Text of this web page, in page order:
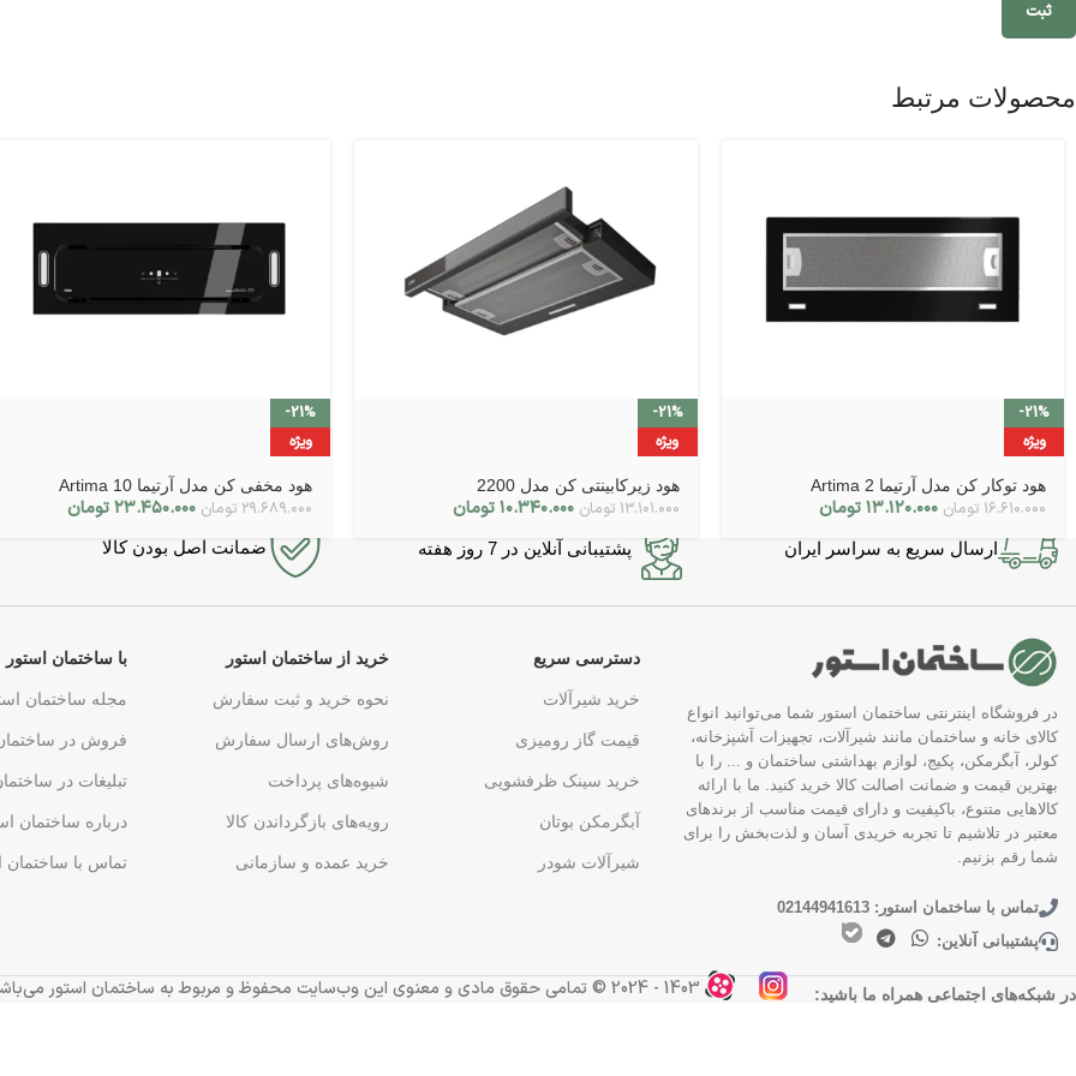
محصولات مرتبط
-21%
ویژه
هود توکار کن مدل آرتیما 2 Artima
۱۶.۶۱۰.۰۰۰ تومان ۱۳.۱۲۰.۰۰۰تومان
-21%
ویژه
هود زیرکابینتی کن مدل 2200
۱۳.۱۰۱.۰۰۰ تومان ۱۰.۳۴۰.۰۰۰ تومان
-21%
ویژه
هود مخفی کن مدل آرتیما 10 Artima
۲۹.۶۸۹.۰۰۰ تومان ۲۳.۴۵۰.۰۰۰تومان
ارسال سریع به سراسر ایران پشتیبانی آنلاین در 7 روز هفته ضمانت اصل بودن کالا
در فروشگاه اینترنتی ساختمان استور شما می‌توانید انواع
کالای خانه و ساختمان مانند شیرآلات، تجهیزات آشپزخانه،
کولر، آبگرمکن، پکیج، لوازم بهداشتی ساختمان و ... را با
بهترین قیمت و ضمانت اصالت کالا خرید کنید. ما با ارائه
کالاهایی متنوع، باکیفیت و دارای قیمت مناسب از برندهای
معتبر در تلاشیم تا تجربه خریدی آسان و لذت‌بخش را برای
شما رقم بزنیم.
تماس با ساختمان استور: 02144941613
پشتیبانی آنلاین:
دسترسی سریع
خرید شیرآلات
قیمت گاز رومیزی
خرید سینک ظرفشویی
آبگرمکن بوتان
شیرآلات شودر
خرید از ساختمان استور
نحوه خرید و ثبت سفارش
روش‌های ارسال سفارش
شیوه‌های پرداخت
رویه‌های بازگرداندن کالا
خرید عمده و سازمانی
با ساختمان استور
مجله ساختمان
فروش در
تبلیغات در
درباره ساختمان
تماس با ساختمان
در شبکه‌های اجتماعی همراه ما باشید: 1403 - 2024 ©️ تمامی حقوق مادی و معنوی این وب‌سایت محفوظ و مربوط به ساختمان استور می‌باشد.